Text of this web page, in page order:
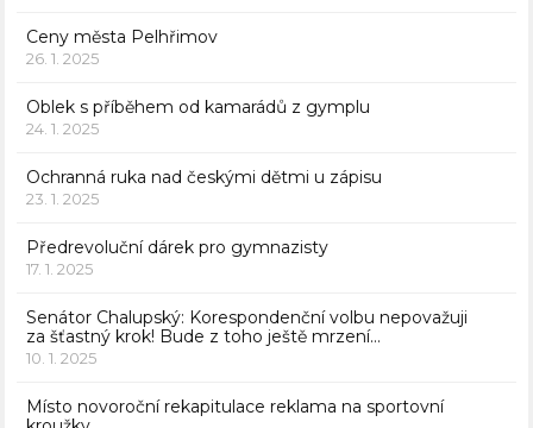
Ceny města Pelhřimov
26. 1. 2025
Oblek s příběhem od kamarádů z gymplu
24. 1. 2025
Ochranná ruka nad českými dětmi u zápisu
23. 1. 2025
Předrevoluční dárek pro gymnazisty
17. 1. 2025
Senátor Chalupský: Korespondenční volbu nepovažuji
za šťastný krok! Bude z toho ještě mrzení…
10. 1. 2025
Místo novoroční rekapitulace reklama na sportovní